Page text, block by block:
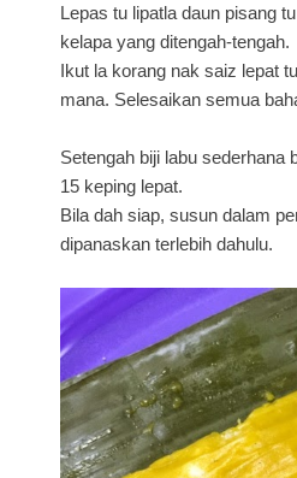
Lepas tu lipatla daun pisang
kelapa yang ditengah-tengah.
Ikut la korang nak saiz lepat
mana. Selesaikan semua
Setengah biji labu sederhana
15 keping lepat.
Bila dah siap, susun dalam
dipanaskan terlebih dahulu.